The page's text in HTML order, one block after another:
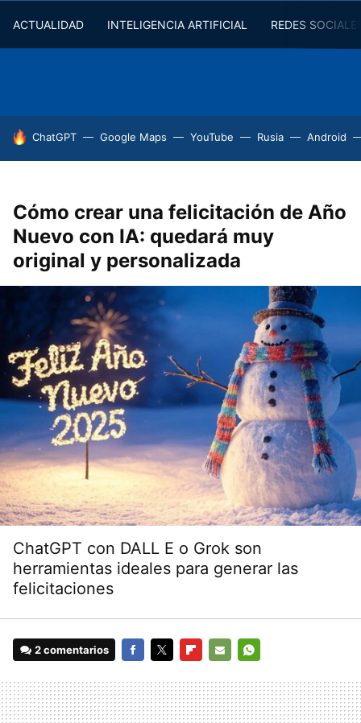
ACTUALIDAD INTELIGENCIA ARTIFICIAL REDES
HOY SE HABLA DE
ChatGPT Google Maps YouTube Rusia Android
Cómo crear una felicitación de Año
Nuevo con IA: quedará muy
original y personalizada
ChatGPT con DALL E o Grok son
herramientas ideales para generar las
felicitaciones
2 comentarios
MAIL